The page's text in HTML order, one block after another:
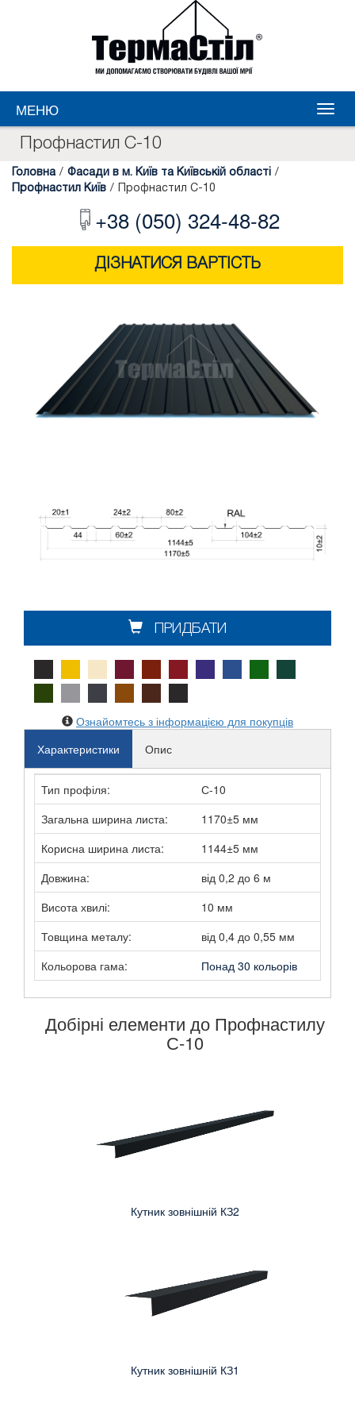
МЕНЮ
Профнастил С-10
Головна / Фасади в м. Київ та Київській області /
Профнастил Київ / Профнастил С-10
+38 (050) 324-48-82
ДІЗНАТИСЯ ВАРТІСТЬ
ПРИДБАТИ
Ознайомтесь з інформацією для покупців
Характеристики
Опис
Тип профіля:
С-10
Загальна ширина листа:
1170±5 мм
Корисна ширина листа:
1144±5 мм
Довжина:
від 0,2 до 6 м
Висота хвилі:
10 мм
Товщина металу:
від 0,4 до 0,55 мм
Кольорова гама:
Понад 30 кольорів
Добірні елементи до Профнастилу
С-10
Кутник зовнішній КЗ2
Кутник зовнішній КЗ1